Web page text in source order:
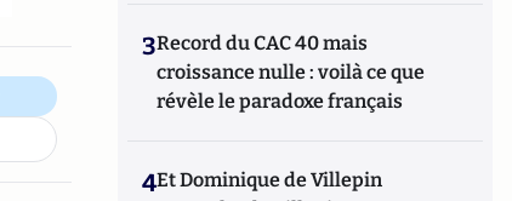
3Record du CAC 40 mais
croissance nulle : voilà ce que
révèle le paradoxe français
4Et Dominique de Villepin